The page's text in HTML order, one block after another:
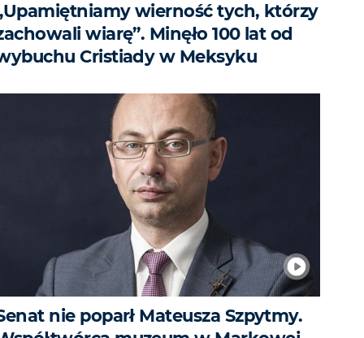
wierność tych, którzy
wiarę”. Minęło 100 lat od
Cristiady w Meksyku
nie poparł Mateusza Szpytmy.